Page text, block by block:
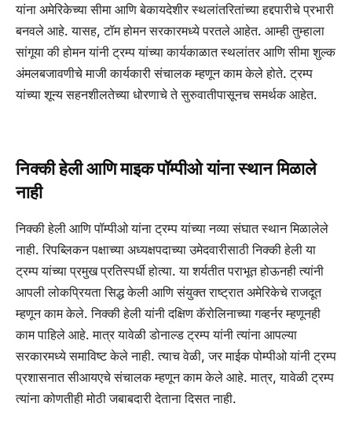
यांना अमेरिकेच्या सीमा आणि बेकायदेशीर स्थलांतरितांच्या हद्दपारीचे प्रभारी
बनवले आहे. यासह, टॉम होमन सरकारमध्ये परतले आहेत. आम्ही तुम्हाला
सांगूया की होमन यांनी ट्रम्प यांच्या कार्यकाळात स्थलांतर आणि सीमा शुल्क
अंमलबजावणीचे माजी कार्यकारी संचालक म्हणून काम केले होते. ट्रम्प
यांच्या शून्य सहनशीलतेच्या धोरणाचे ते सुरुवातीपासूनच समर्थक आहेत.
निक्की हेली आणि माइक पॉम्पीओ यांना स्थान मिळाले
नाही
निक्की हेली आणि पॉम्पीओ यांना ट्रम्प यांच्या नव्या संघात स्थान मिळालेले
नाही. रिपब्लिकन पक्षाच्या अध्यक्षपदाच्या उमेदवारीसाठी निक्की हेली या
ट्रम्प यांच्या प्रमुख प्रतिस्पर्धी होत्या. या शर्यतीत पराभूत होऊनही त्यांनी
आपली लोकप्रियता सिद्ध केली आणि संयुक्त राष्ट्रात अमेरिकेचे राजदूत
म्हणून काम केले. निक्की हेली यांनी दक्षिण कॅरोलिनाच्या गव्हर्नर म्हणूनही
काम पाहिले आहे. मात्र यावेळी डोनाल्ड ट्रम्प यांनी त्यांना आपल्या
सरकारमध्ये समाविष्ट केले नाही. त्याच वेळी, जर माईक पोम्पीओ यांनी ट्रम्प
प्रशासनात सीआयएचे संचालक म्हणून काम केले आहे. मात्र, यावेळी ट्रम्प
त्यांना कोणतीही मोठी जबाबदारी देताना दिसत नाही.